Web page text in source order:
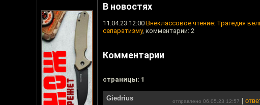
В новостях
11.04.23 12:00 Внеклассовое чтение: Трагедия
сепаратизму, комментарии: 2
Комментарии
cтраницы: 1
Giedrius отправлено 06.05.23 12:57